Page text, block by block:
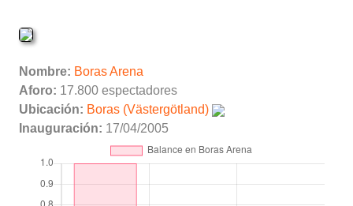
Nombre: Boras Arena
Aforo: 17.800 espectadores
Ubicación: Boras (Västergötland)
Inauguración: 17/04/2005